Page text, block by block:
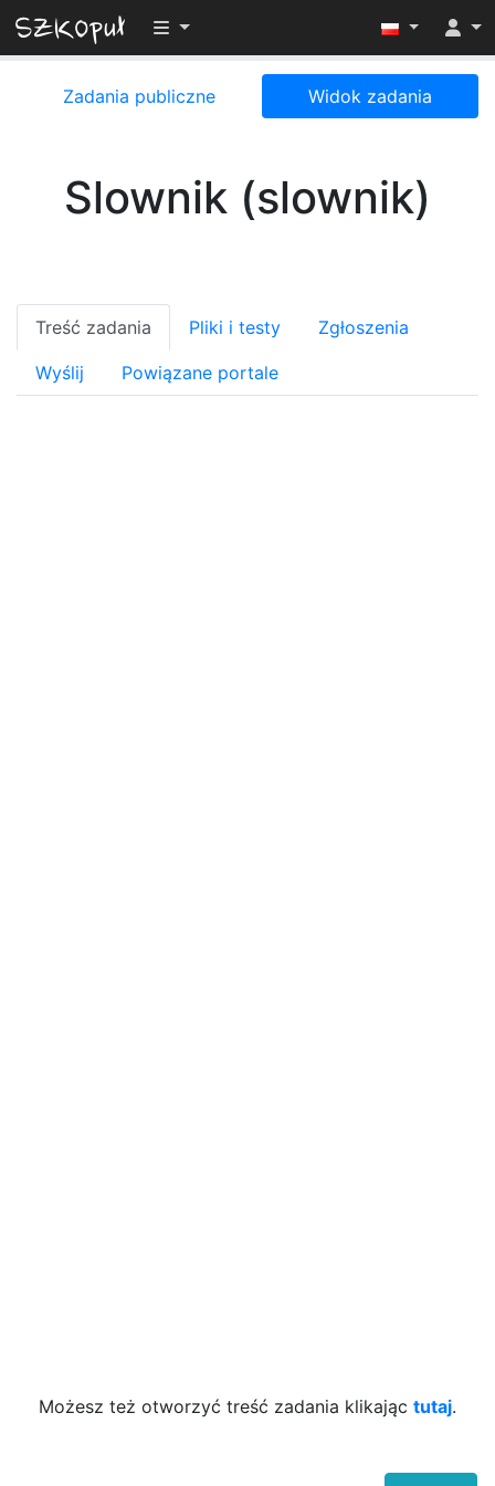
Przełącz widoczność menu
Zadania publiczne Widok zadania
Slownik (slownik)
Treść zadania Pliki i testy Zgłoszenia
Wyślij Powiązane portale
Możesz też otworzyć treść zadania klikając tutaj.